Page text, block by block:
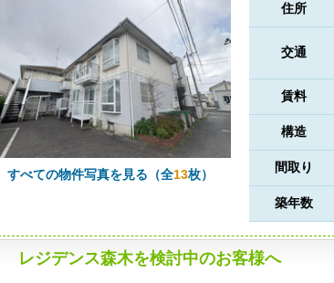
すべての物件写真を見る（全13枚）
住所
交通
賃料
構造
間取り
築年数
レジデンス森木を検討中のお客様へ